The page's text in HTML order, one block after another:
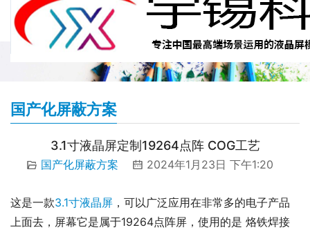
国产化屏蔽方案
3.1寸液晶屏定制19264点阵 COG工艺
国产化屏蔽方案 2024年1月23日 下午1:20
这是一款3.1寸液晶屏 ，可以广泛应用在非常多的电子产品
上面去，屏幕它是属于19264点阵屏，使用的是 烙铁焊接